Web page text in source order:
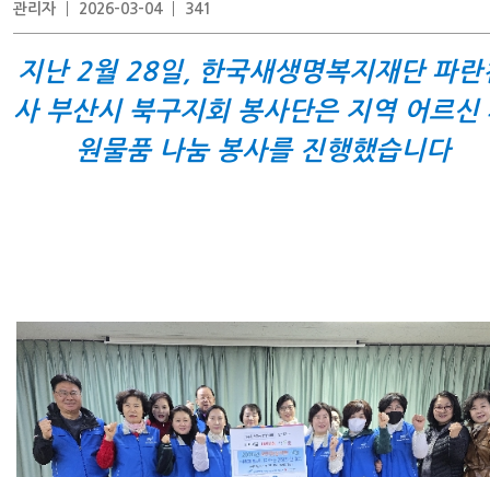
관리자 2026-03-04 341
지난 2월 28일, 한국새생명복지재단 파란
사 부산시 북구지회 봉사단은 지역 어르신
원물품 나눔 봉사를 진행했습니다